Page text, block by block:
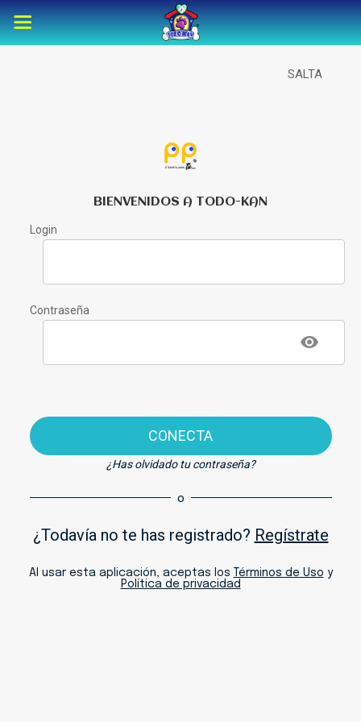
SALTA
BIENVENIDOS A TODO-KAN
Login
Contraseña
CONECTA
¿Has olvidado tu contraseña?
o
¿Todavía no te has registrado? Regístrate
Al usar esta aplicación, aceptas los Términos de Uso y
Política de privacidad